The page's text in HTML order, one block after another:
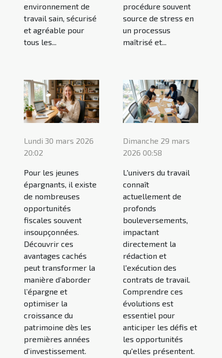
environnement de
travail sain, sécurisé
et agréable pour
tous les...
procédure souvent
source de stress en
un processus
maîtrisé et...
Lundi 30 mars 2026
20:02
Pour les jeunes
épargnants, il existe
de nombreuses
opportunités
fiscales souvent
insoupçonnées.
Découvrir ces
avantages cachés
peut transformer la
manière d’aborder
l’épargne et
optimiser la
croissance du
patrimoine dès les
premières années
d’investissement.
Dimanche 29 mars
2026 00:58
L'univers du travail
connaît
actuellement de
profonds
bouleversements,
impactant
directement la
rédaction et
l'exécution des
contrats de travail.
Comprendre ces
évolutions est
essentiel pour
anticiper les défis et
les opportunités
qu'elles présentent.